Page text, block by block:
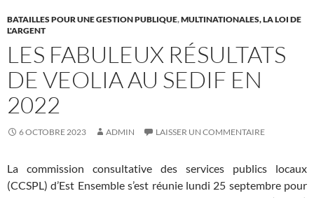
BATAILLES POUR UNE GESTION PUBLIQUE,MULTINATIONALES, LA LOI DE
L'ARGENT
LES FABULEUX RÉSULTATS
DE VEOLIA AU SEDIF EN
2022
6 OCTOBRE 2023 ADMIN LAISSER UN COMMENTAIRE
La commission consultative des services publics locaux
(CCSPL) d’Est Ensemble s’est réunie lundi 25 septembre pour